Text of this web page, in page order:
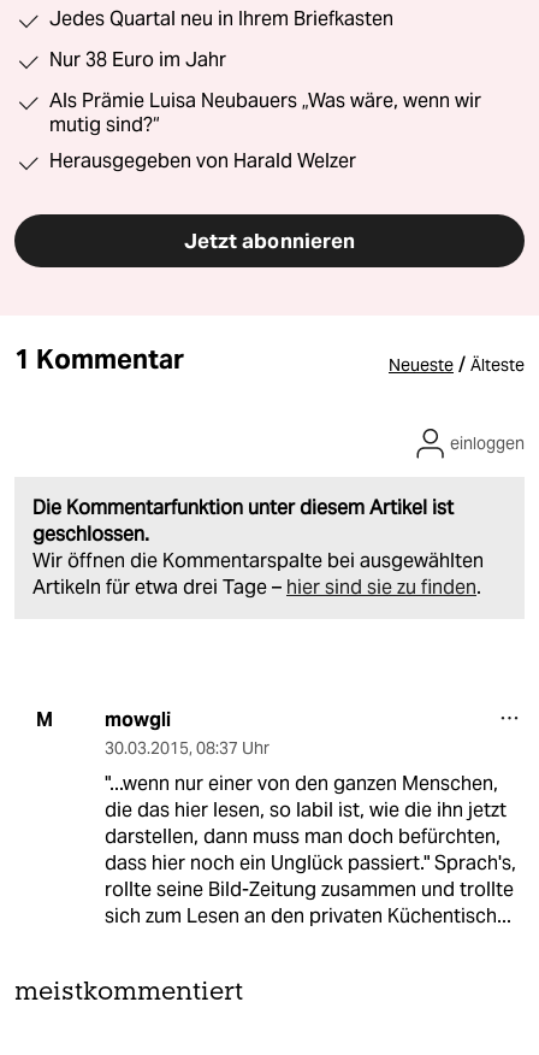
Jedes Quartal neu in Ihrem Briefkasten
Nur 38 Euro im Jahr
Als Prämie Luisa Neubauers „Was wäre, wenn wir
mutig sind?“
Herausgegeben von Harald Welzer
Jetzt abonnieren
1 Kommentar Neueste / Älteste
Die Kommentarfunktion unter diesem Artikel ist
geschlossen.
Wir öffnen die Kommentarspalte bei ausgewählten
Artikeln für etwa drei Tage – hier sind sie zu finden.
einloggen
M mowgli
30.03.2015, 08:37 Uhr
"...wenn nur einer von den ganzen Menschen,
die das hier lesen, so labil ist, wie die ihn jetzt
darstellen, dann muss man doch befürchten,
dass hier noch ein Unglück passiert." Sprach's,
rollte seine Bild-Zeitung zusammen und trollte
sich zum Lesen an den privaten Küchentisch...
meistkommentiert